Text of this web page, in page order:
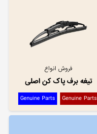
فروش انواع
تیغه برف پاک کن اصلی
Genuine Parts
Genuine Parts